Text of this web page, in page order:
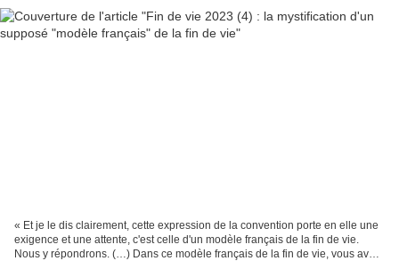
« Et je le dis clairement, cette expression de la convention porte en elle une
exigence et une attente, c'est celle d'un modèle français de la fin de vie.
Nous y répondrons. (…) Dans ce modèle français de la fin de vie, vous avez